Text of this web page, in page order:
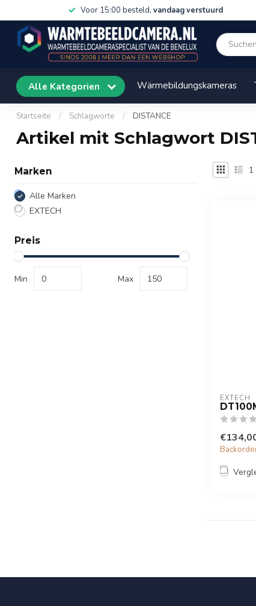
Voor 15:00 besteld, vandaag verstuurd
Alle Kategorien Wärmebildungskameras
Startseite / Schlagworte / DISTANCE
Artikel mit Schlagwort
Marken
Alle Marken
EXTECH
Preis
Min Max
1
EXTECH